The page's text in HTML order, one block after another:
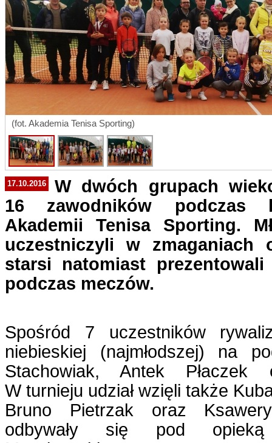
(fot. Akademia Tenisa Sporting)
17.10.2016
W dwóch grupach
16 zawodników podczas
Akademii Tenisa Sporting.
uczestniczyli w zmaganiach
starsi natomiast
podczas meczów.
Spośród 7 uczestników
niebieskiej (najmłodszej) na
Stachowiak, Antek
W turnieju udział wzięli także
Bruno Pietrzak oraz
odbywały się pod